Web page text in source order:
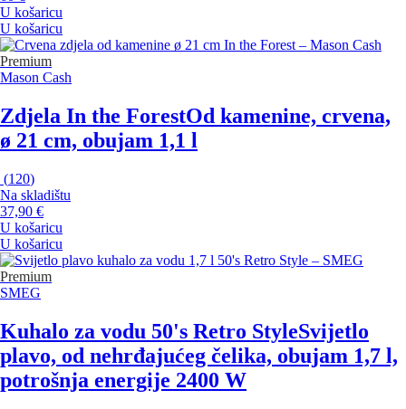
U košaricu
U košaricu
Premium
Mason Cash
Zdjela In the ForestOd kamenine, crvena,
ø 21 cm, obujam 1,1 l
(120)
Na skladištu
37,90 €
U košaricu
U košaricu
Premium
SMEG
Kuhalo za vodu 50's Retro StyleSvijetlo
plavo, od nehrđajućeg čelika, obujam 1,7 l,
potrošnja energije 2400 W